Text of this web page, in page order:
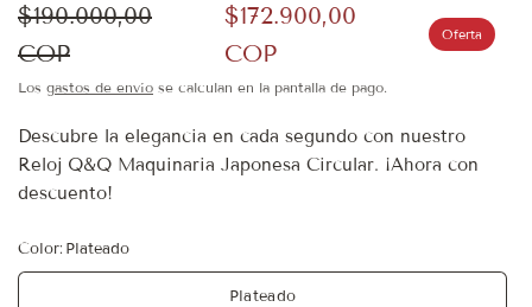
$190.000,00
COP
$172.900,00
COP
Oferta
Los gastos de envío se calculan en la pantalla de pago.
Descubre la elegancia en cada segundo con nuestro
Reloj Q&Q Maquinaria Japonesa Circular. ¡Ahora con
descuento!
Color: Plateado
Plateado